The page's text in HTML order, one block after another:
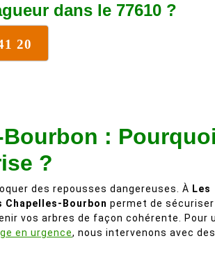
dans le 77610 ?
20
: Pourquoi
?
des repousses dangereuses. À Les
Chapelles-Bourbon permet de sécuriser
vos arbres de façon cohérente. Pour
en urgence, nous intervenons avec des